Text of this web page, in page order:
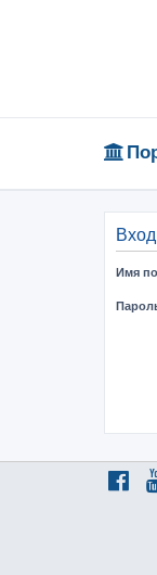
Вход
Имя